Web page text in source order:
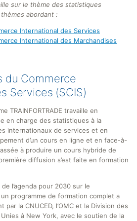
sur le thème des statistiques
abordant :
International des Services
International des Marchandises
du Commerce
Services (SCIS)
TRAINFORTRADE travaille en
en charge des statistiques à la
internationaux de services et en
d’un cours en ligne et en face-à-
à produire un cours hybride de
diffusion s’est faite en formation
l’agenda pour 2030 sur le
programme de formation complet a
la CNUCED, l’OMC et la Division des
à New York, avec le soutien de la